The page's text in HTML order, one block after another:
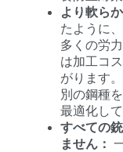
より軟ら
たように
多くの労
は加工コ
がります
別の鋼種
最適化して
すべての
ません：